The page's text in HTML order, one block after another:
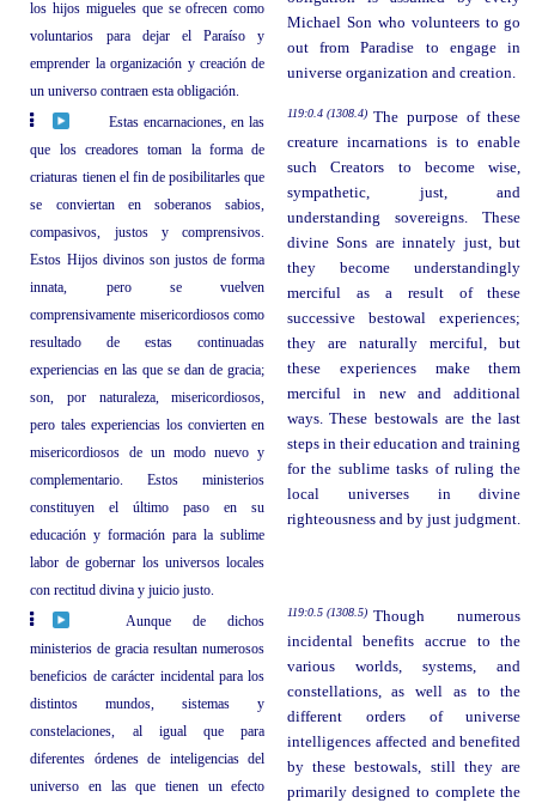
los hijos migueles que se ofrecen como
voluntarios para dejar el Paraíso y
emprender la organización y creación de
un universo contraen esta obligación.
Michael Son who volunteers to go
out from Paradise to engage in
universe organization and creation.
Estas encarnaciones, en las
que los creadores toman la forma de
criaturas tienen el fin de posibilitarles que
se conviertan en soberanos sabios,
compasivos, justos y comprensivos.
Estos Hijos divinos son justos de forma
innata, pero se vuelven
comprensivamente misericordiosos como
resultado de estas continuadas
experiencias en las que se dan de gracia;
son, por naturaleza, misericordiosos,
pero tales experiencias los convierten en
misericordiosos de un modo nuevo y
complementario. Estos ministerios
constituyen el último paso en su
educación y formación para la sublime
labor de gobernar los universos locales
con rectitud divina y juicio justo.
119:0.4 (1308.4) The purpose of these
creature incarnations is to enable
such Creators to become wise,
sympathetic, just, and
understanding sovereigns. These
divine Sons are innately just, but
they become understandingly
merciful as a result of these
successive bestowal experiences;
they are naturally merciful, but
these experiences make them
merciful in new and additional
ways. These bestowals are the last
steps in their education and training
for the sublime tasks of ruling the
local universes in divine
righteousness and by just judgment.
Aunque de dichos
ministerios de gracia resultan numerosos
beneficios de carácter incidental para los
distintos mundos, sistemas y
constelaciones, al igual que para
diferentes órdenes de inteligencias del
universo en las que tienen un efecto
119:0.5 (1308.5) Though numerous
incidental benefits accrue to the
various worlds, systems, and
constellations, as well as to the
different orders of universe
intelligences affected and benefited
by these bestowals, still they are
primarily designed to complete the